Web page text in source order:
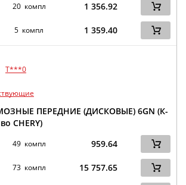
20 компл 1 356.92
5 компл 1 359.40
T***0
ПЕРЕДНИЕ (ДИСКОВЫЕ) 6GN (К-
CHERY)
49 компл 959.64
73 компл 15 757.65